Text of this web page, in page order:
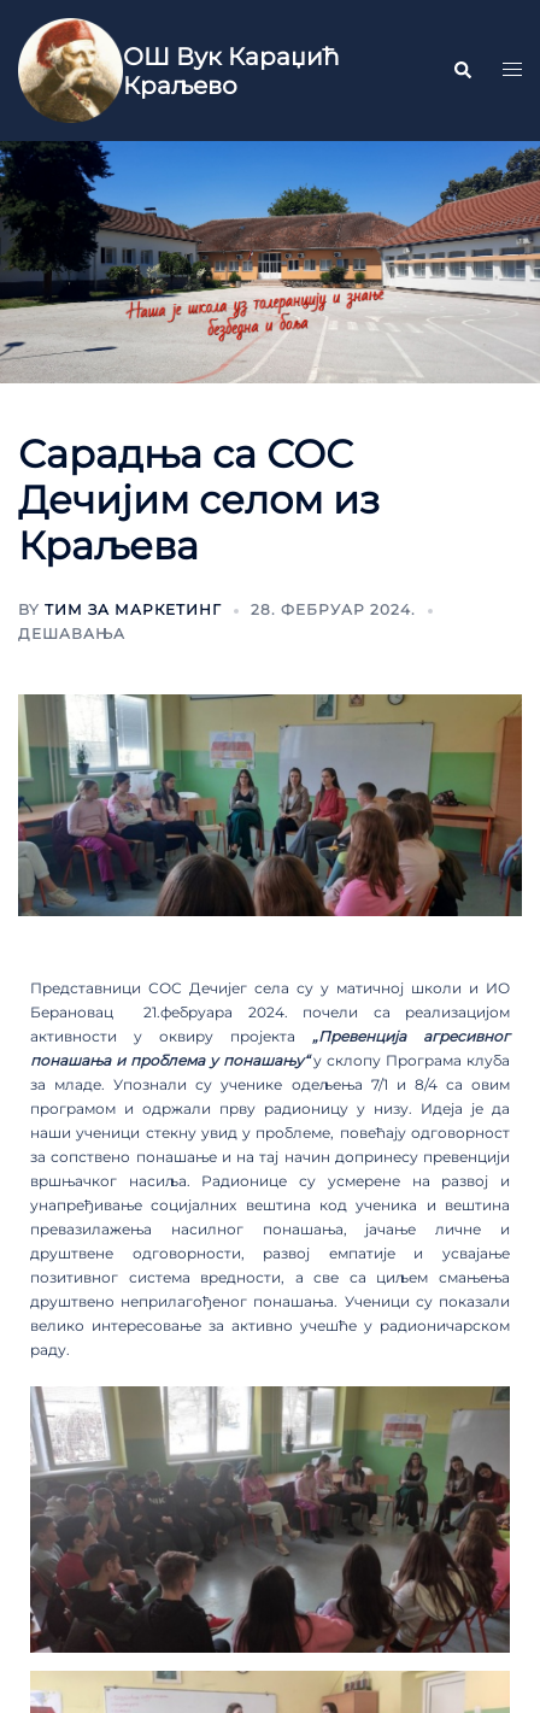
ОШ Вук Караџић
Краљево
Сарадња са СОС
Дечијим селом из
Краљева
BY ТИМ ЗА МАРКЕТИНГ
28. ФЕБРУАР 2024.
ДЕШАВАЊА
Представници СОС Дечијег села су у матичној школи и ИО
Берановац 21.фебруара 2024. почели са реализацијом
активности у оквиру пројекта „Превенција агресивног
понашања и проблема у понашању“у склопу Програма клуба
за младе. Упознали су ученике одељења 7/1 и 8/4 са овим
програмом и одржали прву радионицу у низу. Идеја је да
наши ученици стекну увид у проблеме, повећају одговорност
за сопствено понашање и на тај начин допринесу превенцији
вршњачког насиља. Радионице су усмерене на развој и
унапређивање социјалних вештина код ученика и вештина
превазилажења насилног понашања, јачање личне и
друштвене одговорности, развој емпатије и усвајање
позитивног система вредности, а све са циљем смањења
друштвено неприлагођеног понашања. Ученици су показали
велико интересовање за активно учешће у радионичарском
раду.